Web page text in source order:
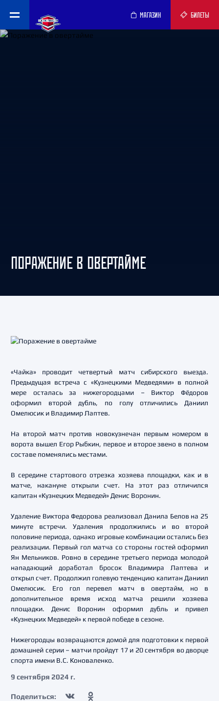
МАГАЗИН БИЛЕТЫ
ПОРАЖЕНИЕ В ОВЕРТАЙМЕ
«Чайка» проводит четвертый матч сибирского выезда.
Предыдущая встреча с «Кузнецкими Медведями» в полной
мере осталась за нижегородцами – Виктор Фёдоров
оформил второй дубль, по голу отличились Даниил
Омелюсик и Владимир Лаптев.
На второй матч против новокузнечан первым номером в
ворота вышел Егор Рыбкин, первое и второе звено в полном
составе поменялись местами.
В середине стартового отрезка хозяева площадки, как и в
матче, накануне открыли счет. На этот раз отличился
капитан «Кузнецких Медведей» Денис Воронин.
Удаление Виктора Федорова реализовал Данила Белов на 25
минуте встречи. Удаления продолжились и во второй
половине периода, однако игровые комбинации остались без
реализации. Первый гол матча со стороны гостей оформил
Ян Мельников. Ровно в середине третьего периода молодой
нападающий доработал бросок Владимира Лаптева и
открыл счет. Продолжил голевую тенденцию капитан Даниил
Омелюсик. Его гол перевел матч в овертайм, но в
дополнительное время исход матча решили хозяева
площадки. Денис Воронин оформил дубль и привел
«Кузнецких Медведей» к первой победе в сезоне.
Нижегородцы возвращаются домой для подготовки к первой
домашней серии – матчи пройдут 17 и 20 сентября во дворце
спорта имени В.С. Коноваленко.
9 сентября 2024 г.
Поделиться: